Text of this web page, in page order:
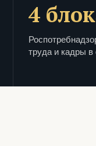
4
труда и кадры в